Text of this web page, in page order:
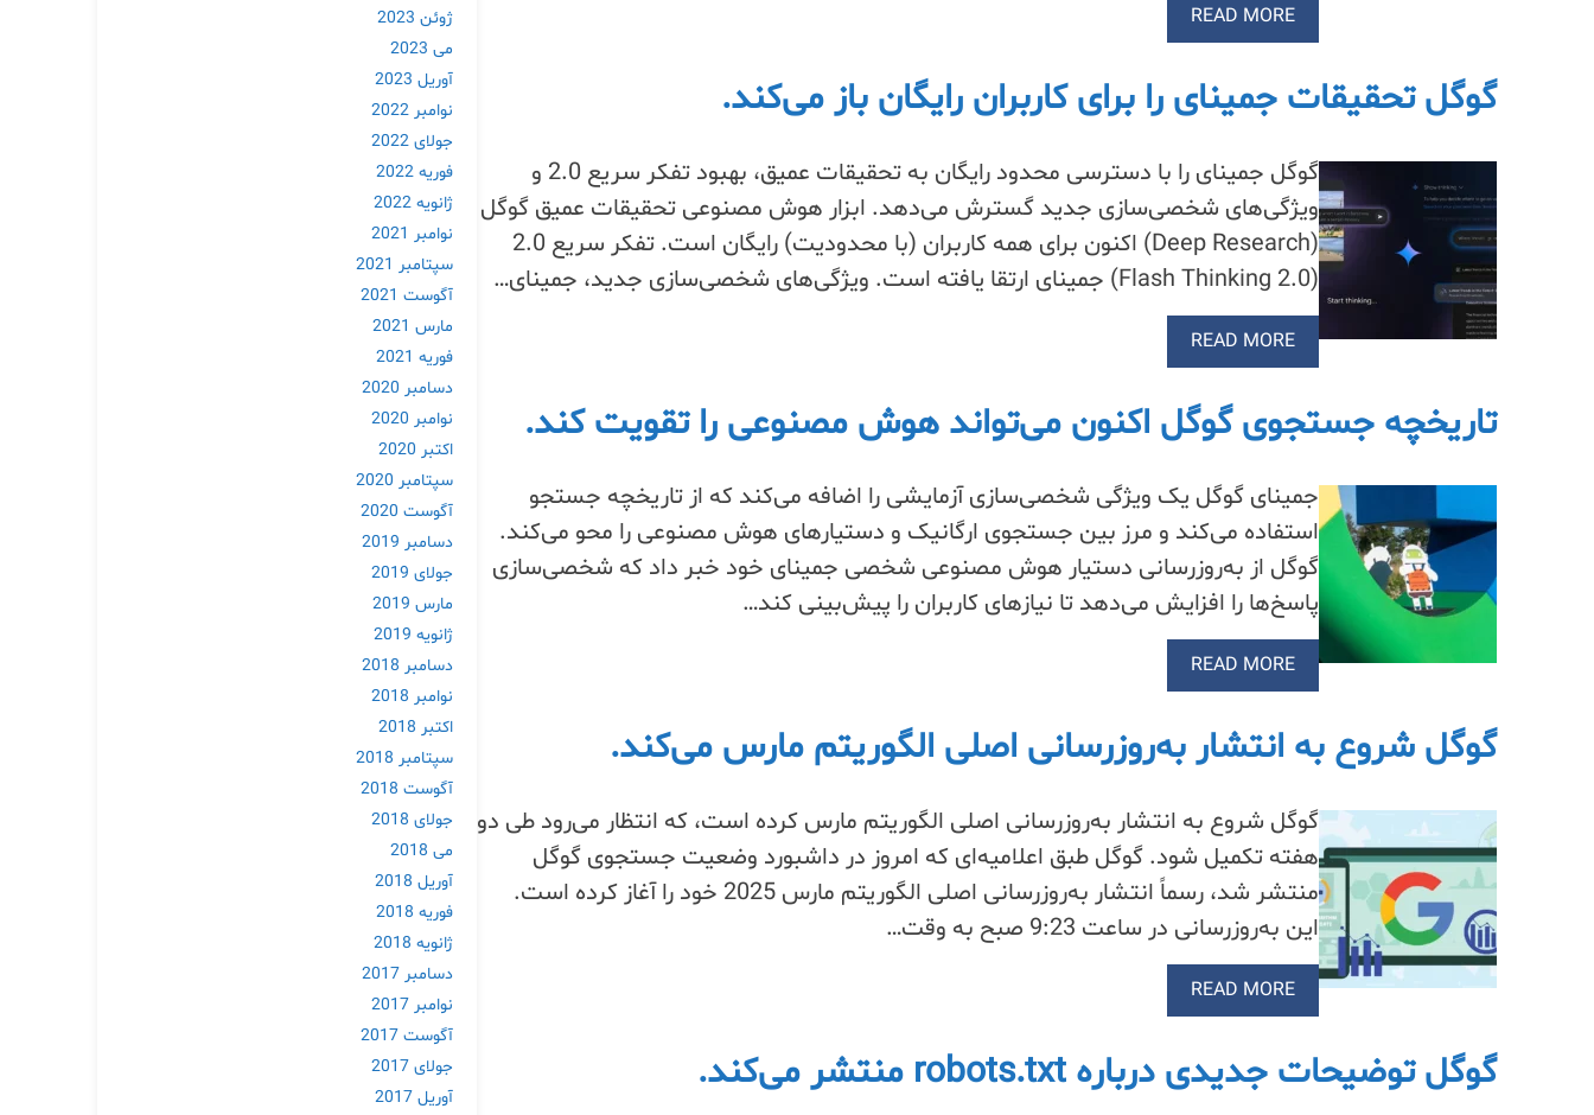
READ MORE
گوگل تحقیقات جمینای را برای کاربران رایگان باز می‌کند.
گوگل جمینای را با دسترسی محدود رایگان به تحقیقات عمیق، بهبود تفکر سریع 2.0 و
ویژگی‌های شخصی‌سازی جدید گسترش می‌دهد. ابزار هوش مصنوعی تحقیقات عمیق گوگل
(Deep Research) اکنون برای همه کاربران (با محدودیت) رایگان است. تفکر سریع 2.0
(Flash Thinking 2.0) جمینای ارتقا یافته است. ویژگی‌های شخصی‌سازی جدید، جمینای…
READ MORE
تاریخچه جستجوی گوگل اکنون می‌تواند هوش مصنوعی را تقویت کند.
جمینای گوگل یک ویژگی شخصی‌سازی آزمایشی را اضافه می‌کند که از تاریخچه جستجو
استفاده می‌کند و مرز بین جستجوی ارگانیک و دستیارهای هوش مصنوعی را محو می‌کند.
گوگل از به‌روزرسانی دستیار هوش مصنوعی شخصی جمینای خود خبر داد که شخصی‌سازی
پاسخ‌ها را افزایش می‌دهد تا نیازهای کاربران را پیش‌بینی کند…
READ MORE
گوگل شروع به انتشار به‌روزرسانی اصلی الگوریتم مارس می‌کند.
گوگل شروع به انتشار به‌روزرسانی اصلی الگوریتم مارس کرده است، که انتظار می‌رود طی دو
هفته تکمیل شود. گوگل طبق اعلامیه‌ای که امروز در داشبورد وضعیت جستجوی گوگل
منتشر شد، رسماً انتشار به‌روزرسانی اصلی الگوریتم مارس 2025 خود را آغاز کرده است.
این به‌روزرسانی در ساعت 9:23 صبح به وقت…
READ MORE
گوگل توضیحات جدیدی درباره robots.txt منتشر می‌کند.
ژوئن 2023
می 2023
آوریل 2023
نوامبر 2022
جولای 2022
فوریه 2022
ژانویه 2022
نوامبر 2021
سپتامبر 2021
آگوست 2021
مارس 2021
فوریه 2021
دسامبر 2020
نوامبر 2020
اکتبر 2020
سپتامبر 2020
آگوست 2020
دسامبر 2019
جولای 2019
مارس 2019
ژانویه 2019
دسامبر 2018
نوامبر 2018
اکتبر 2018
سپتامبر 2018
آگوست 2018
جولای 2018
می 2018
آوریل 2018
فوریه 2018
ژانویه 2018
دسامبر 2017
نوامبر 2017
آگوست 2017
جولای 2017
آوریل 2017